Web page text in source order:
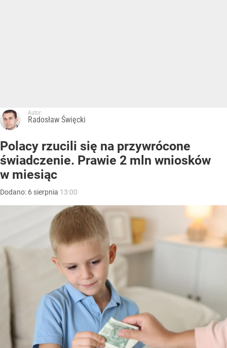
Autor:
Radosław Święcki
Polacy rzucili się na przywrócone
świadczenie. Prawie 2 mln wniosków
w miesiąc
Dodano: 6 sierpnia 13:00